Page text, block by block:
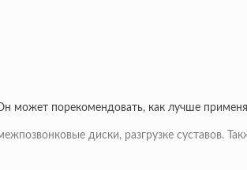
может порекомендовать, как лучше
диски, разгрузке суставов.